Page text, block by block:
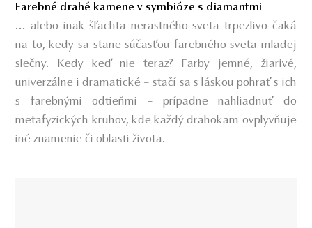
Farebné drahé kamene v symbióze s diamantmi
... alebo inak šľachta nerastného sveta trpezlivo čaká
na to, kedy sa stane súčasťou farebného sveta mladej
slečny. Kedy keď nie teraz? Farby jemné, žiarivé,
univerzálne i dramatické – stačí sa s láskou pohrať s ich
s farebnými odtieňmi – prípadne nahliadnuť do
metafyzických kruhov, kde každý drahokam ovplyvňuje
iné znamenie či oblasti života.